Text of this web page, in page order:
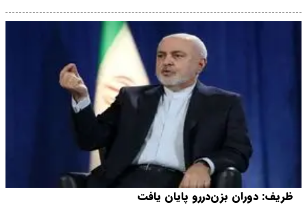
ظریف: دوران بزن‌دررو پایان یافت